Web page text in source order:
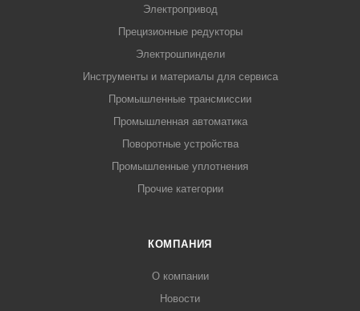
Электропривод
Прецизионные редукторы
Электрошпиндели
Инструменты и материалы для сервиса
Промышленные трансмиссии
Промышленная автоматика
Поворотные устройства
Промышленные уплотнения
Прочие категории
КОМПАНИЯ
О компании
Новости